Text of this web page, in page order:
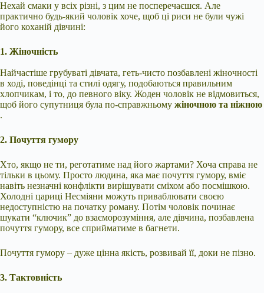
Нехай смаки у всіх різні, з цим не посперечаєшся. Але
практично будь-який чоловік хоче, щоб ці риси не були чужі
його коханій дівчині:
1. Жіночність
Найчастіше грубуваті дівчата, геть-чисто позбавлені жіночності
в ході, поведінці та стилі одягу, подобаються правильним
хлопчикам, і то, до певного віку. Жоден чоловік не відмовиться,
щоб його супутниця була по-справжньому жіночною та ніжною
.
2. Почуття гумору
Хто, якщо не ти, реготатиме над його жартами? Хоча справа не
тільки в цьому. Просто людина, яка має почуття гумору, вміє
навіть незначні конфлікти вирішувати сміхом або посмішкою.
Холодні цариці Несміяни можуть приваблювати своєю
недоступністю на початку роману. Потім чоловік починає
шукати “ключик” до взаєморозуміння, але дівчина, позбавлена
почуття гумору, все сприйматиме в багнети.
Почуття гумору – дуже цінна якість, розвивай її, доки не пізно.
3. Тактовність